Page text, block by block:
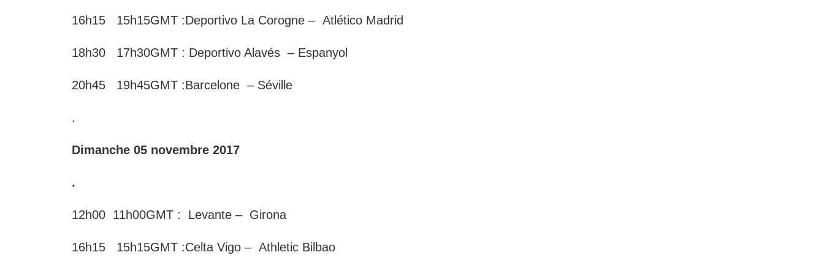
16h15 15h15GMT :Deportivo La Corogne – Atlético Madrid
18h30 17h30GMT : Deportivo Alavés – Espanyol
20h45 19h45GMT :Barcelone – Séville
.
Dimanche 05 novembre 2017
.
12h00 11h00GMT : Levante – Girona
16h15 15h15GMT :Celta Vigo – Athletic Bilbao